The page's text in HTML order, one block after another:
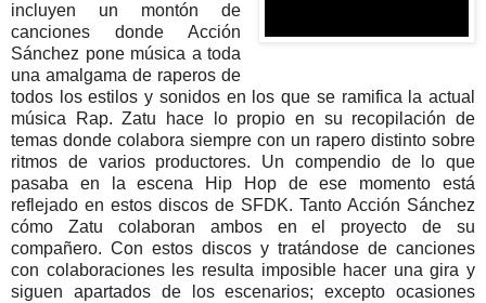
incluyen un montón de
canciones donde Acción
Sánchez pone música a toda
una amalgama de raperos de
todos los estilos y sonidos en los que se ramifica la actual
música Rap.Zatu hace lo propio en su recopilación de
temas donde colabora siempre con un rapero distinto sobre
ritmos de varios productores. Un compendio de lo que
pasaba en la escena Hip Hop de ese momento está
reflejado en estos discos de SFDK. Tanto Acción Sánchez
cómo Zatu colaboran ambos en el proyecto de su
compañero. Con estos discos y tratándose de canciones
con colaboraciones les resulta imposible hacer una gira y
siguen apartados de los escenarios; excepto ocasiones